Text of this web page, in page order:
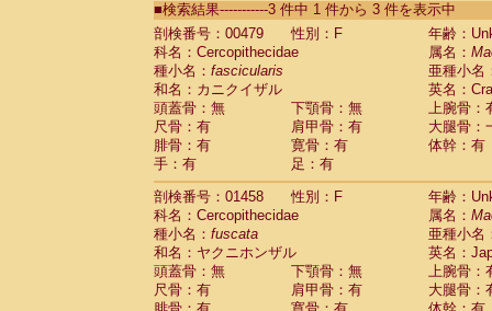
CebidaeSaguinus labiatus(0)
Cebidae Saguinus leucopus (0)
CebidaeSaguinus midas
CebidaeSaguinus mystax
CebidaeSaguinus nigricollis (1)
Cebidae Saguinus oedipus
Cebidae Saguinus weddelli
Cebidae Saguinusspp.
Cebidae Aotus trivirgatus
Cebidae Cebus albifrons
CebidaeCebus apella
Cebidae
CebidaeCebus nigrivittatus
Cebidae Cebusspp.(0)
Cebidae Saimiri boliviensis
■検索結果-----------3 件中 1 件から 3 件を表示中
剖検番号：00479
性別：F
年齢：
科名：Cercopithecidae
属名：
種小名： fascicularis
亜種小名
和名：カニクイザル
英名：
頭蓋骨：無
下顎骨：無
上腕骨：
尺骨：有
肩甲骨：有
大腿骨：
腓骨：有
寛骨：有
体幹：有
手：有
足：有
剖検番号：01458
性別：F
年齢：
科名：Cercopithecidae
属名：
種小名： fuscata
亜種小名
和名：ヤクニホンザル
英名：
頭蓋骨：無
下顎骨：無
上腕骨：
尺骨：有
肩甲骨：有
大腿骨：